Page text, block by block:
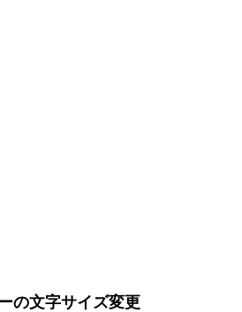
の文字サイズ変更